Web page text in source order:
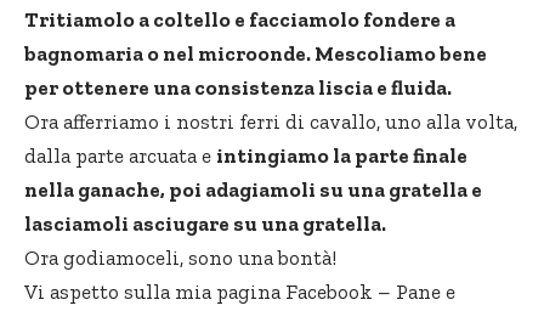
Tritiamolo a coltello e facciamolo fondere a
bagnomaria o nel microonde. Mescoliamo bene
per ottenere una consistenza liscia e fluida.
Ora afferriamo i nostri ferri di cavallo, uno alla volta,
dalla parte arcuata e intingiamo la parte finale
nella ganache, poi adagiamoli su una gratella e
lasciamoli asciugare su una gratella.
Ora godiamoceli, sono una bontà!
Vi aspetto sulla mia pagina Facebook – Pane e